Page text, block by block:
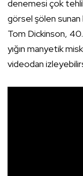
denemesi çok
görsel şölen sunan
Tom Dickinson,
yığın manyetik
videodan